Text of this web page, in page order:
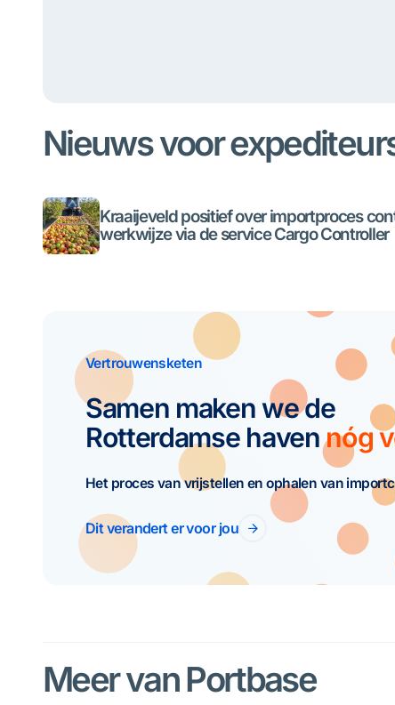
Nieuws voor
Kraaijeveld positief over importproces
werkwijze via de service Cargo Controller
Vertrouwensketen
Samen maken we de
Rotterdamse havennóg
Het proces van vrijstellen en ophalen van
Dit verandert er voor jou
Meer van Portbase